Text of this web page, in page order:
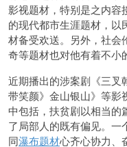
影视题材，特别是之内容
的现代都市生涯题材，以
材备受欢送。另外，社会
奇等题材也对他有着不小
近期播出的涉案剧《三叉
带笑颜》金山银山》等影
中包括，扶贫剧以相当的
了局部人的既有偏见。一
同瀑布题材心齐心协力、